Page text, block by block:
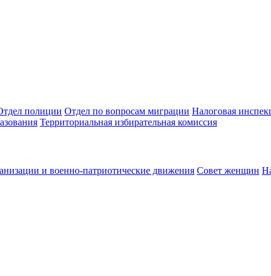
полиции Отдел по вопросам миграции Налоговая
Территориальная избирательная комиссия
и военно-патриотические движения Совет женщин